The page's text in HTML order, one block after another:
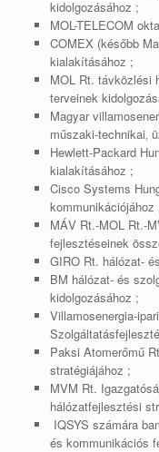
kidolgozásához ;
MOL-TELECOM
COMEX (később
kialakításához ;
MOL Rt. távközlési
terveinek
Magyar
műszaki-technikai‚
Hewlett-Packard
kialakításához ;
Cisco Systems
kommunikációjához
MÁV Rt.-MOL Rt.-
fejlesztéseinek
GIRO Rt. hálózat-
BM hálózat- és
kidolgozásához ;
Villamosenergia-
Paksi Atomerőmű
stratégiájához ;
MVM Rt.
hálózatfejlesztési
IQSYS számára
és kommunikációs